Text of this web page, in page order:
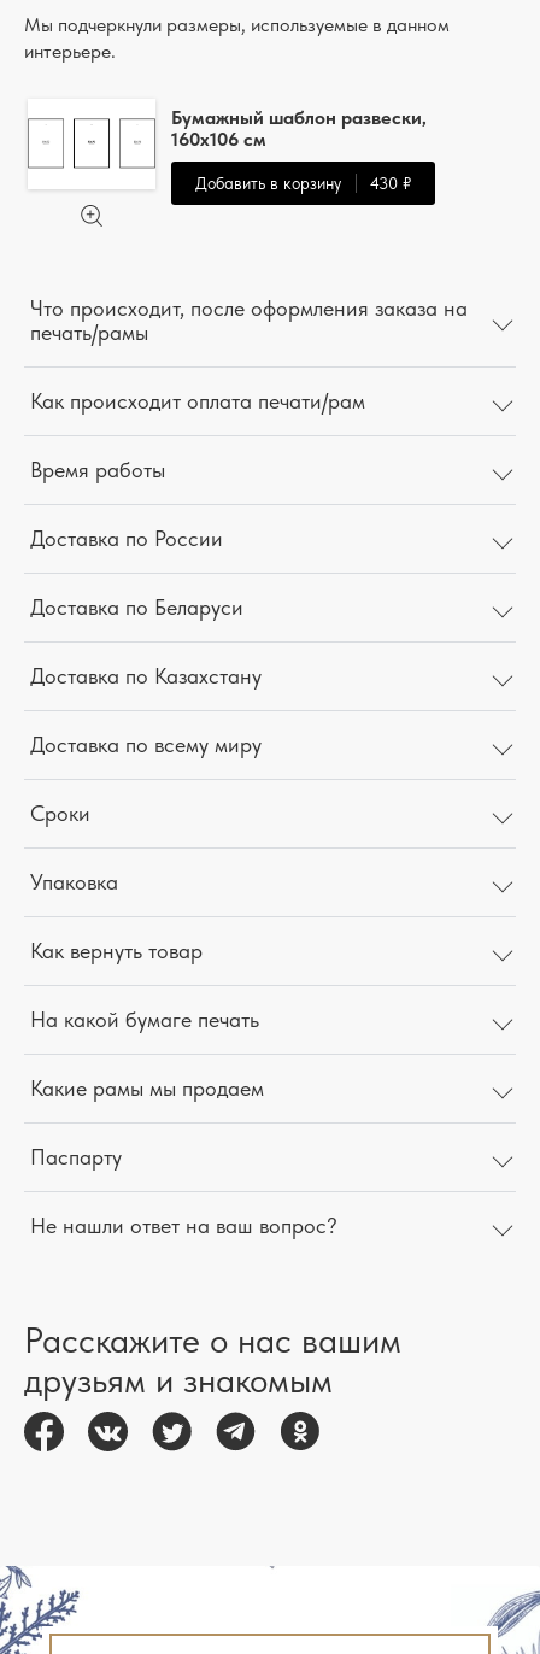
Мы подчеркнули размеры, используемые в данном
интерьере.
Бумажный шаблон развески,
160x106 см
Добавить в корзину 430 ₽
Что происходит, после оформления заказа на
печать/рамы
Как происходит оплата печати/рам
Время работы
Доставка по России
Доставка по Беларуси
Доставка по Казахстану
Доставка по всему миру
Сроки
Упаковка
Как вернуть товар
На какой бумаге печать
Какие рамы мы продаем
Паспарту
Не нашли ответ на ваш вопрос?
Расскажите о нас вашим
друзьям и знакомым